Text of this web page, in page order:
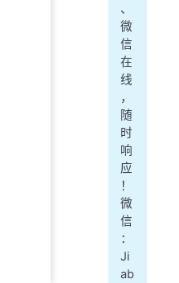
、
微
信
在
线
，
随
时
响
应
！
微
信
：
Ji
ab